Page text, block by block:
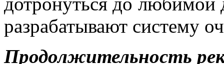
разрабатывают систему
Продолжительность